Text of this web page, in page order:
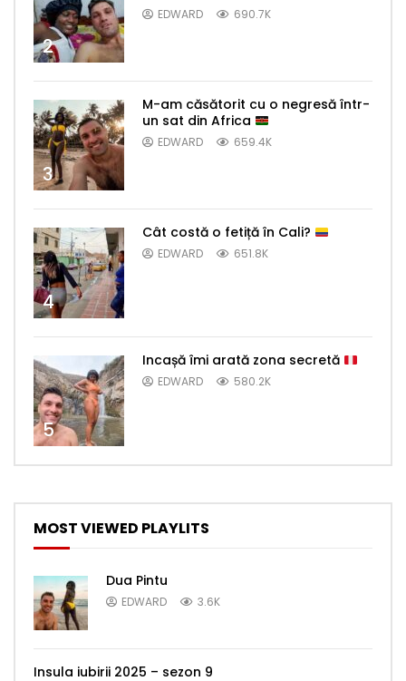
2
EDWARD 690.7K
3
M-am căsătorit cu o negresă într-
un sat din Africa
EDWARD 659.4K
4
Cât costă o fetiță în Cali?
EDWARD 651.8K
5
Incașă îmi arată zona secretă
EDWARD 580.2K
MOST VIEWED PLAYLITS
Dua Pintu
EDWARD 3.6K
Insula iubirii 2025 – sezon 9